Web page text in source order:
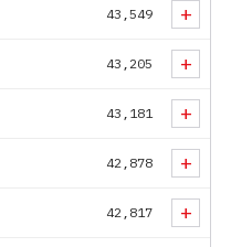
43,549 +
43,205 +
43,181 +
42,878 +
42,817 +